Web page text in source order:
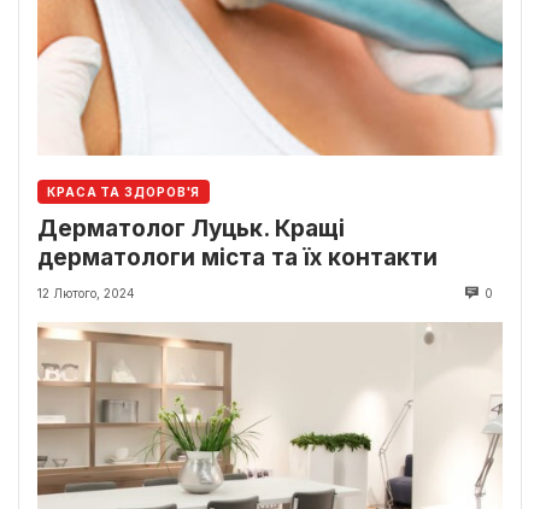
КРАСА ТА ЗДОРОВ'Я
Дерматолог Луцьк. Кращі
дерматологи міста та їх контакти
12 Лютого, 2024 0